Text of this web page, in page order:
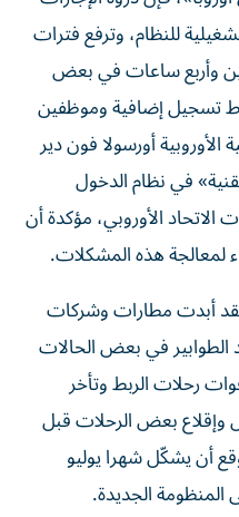
للنظام، وترفع فترات
وأربع ساعات في بعض
تسجيل إضافية وموظفين
أورسولا فون دير
في نظام الدخول
الأوروبي، مؤكدة أن
لمعالجة هذه المشكلات.
أبدت مطارات وشركات
الطوابير في بعض الحالات
فوات رحلات الربط وتأخر
وإقلاع بعض الرحلات قبل
أن يشكّل شهرا يوليو
الجديدة.